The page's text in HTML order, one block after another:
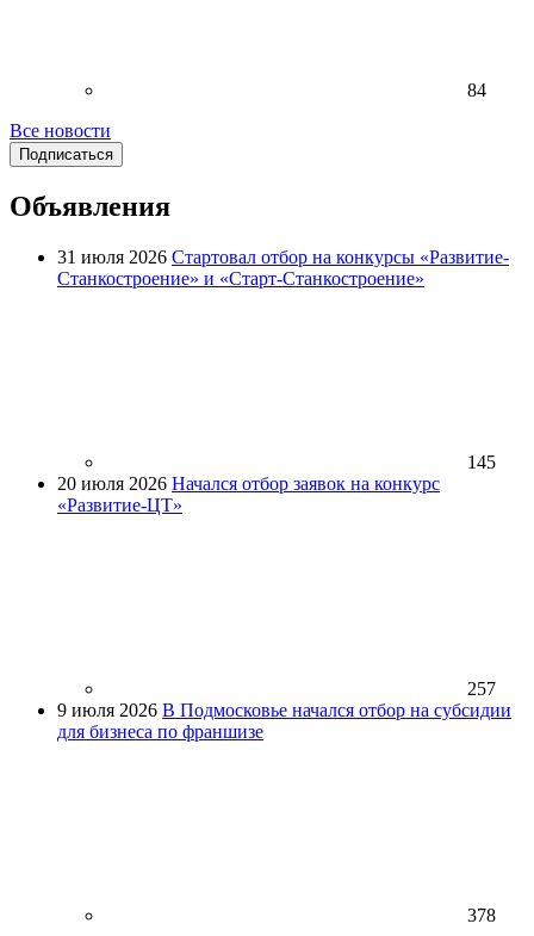
84
Все новости
Подписаться
Объявления
31 июля 2026 Стартовал отбор на конкурсы «Развитие-
Станкостроение» и «Старт-Станкостроение»
145
20 июля 2026 Начался отбор заявок на конкурс
«Развитие-ЦТ»
257
9 июля 2026 В Подмосковье начался отбор на субсидии
для бизнеса по франшизе
378